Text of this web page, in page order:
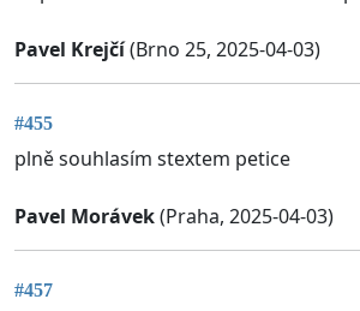
Pavel Krejčí(Brno 25, 2025-04-03)
#455
plně souhlasím stextem petice
Pavel Morávek(Praha, 2025-04-03)
#457